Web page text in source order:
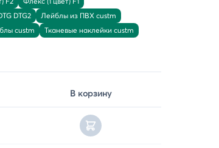
DTG2
Лейблы из ПВХ custm
custm Тканевые наклейки custm
В корзину